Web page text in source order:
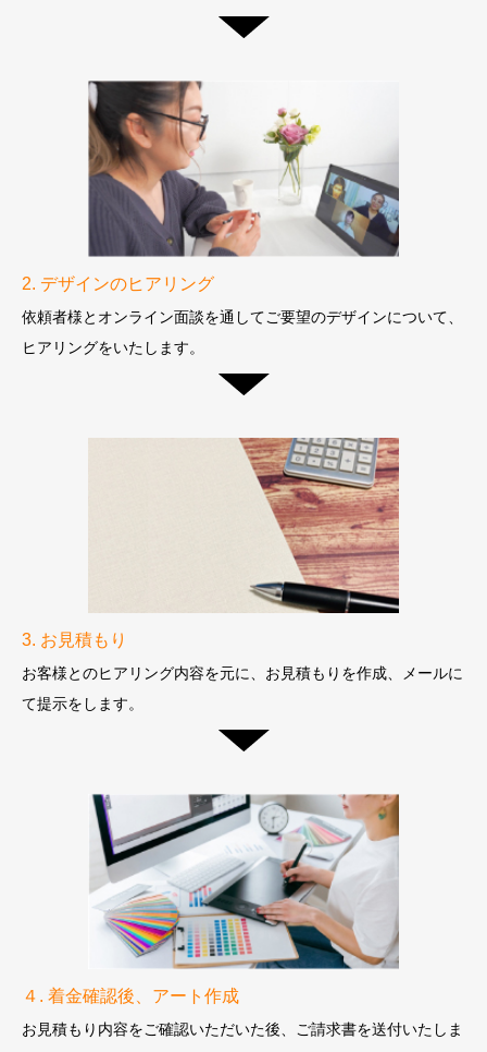
2. デザインのヒアリング
依頼者様とオンライン面談を通してご要望のデザインについて、
ヒアリングをいたします。
3. お見積もり
お客様とのヒアリング内容を元に、 お見積もりを作成、メールに
て提示をします。
４. 着金確認後、アート作成
お見積もり内容をご確認いただいた後、ご請求書を送付いたしま